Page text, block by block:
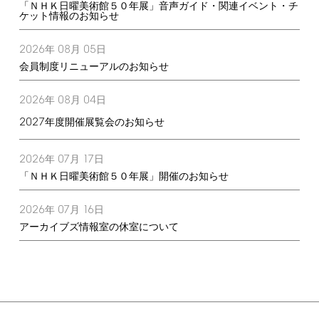
「ＮＨＫ日曜美術館５０年展」音声ガイド・関連イベント・チ
ケット情報のお知らせ
2026年 08月 05 日
会員制度リニューアルのお知らせ
2026年 08月 04日
2027年度開催展覧会のお知らせ
2026年 07月 17 日
「ＮＨＫ日曜美術館５０年展」開催のお知らせ
2026年 07月 16 日
アーカイブズ情報室の休室について